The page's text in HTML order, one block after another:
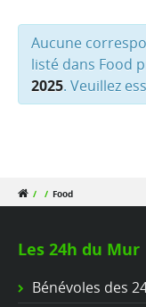
Aucune
listé dans Food
2025. Veuillez
/ / Food
Les 24h du Mur
Bénévoles des